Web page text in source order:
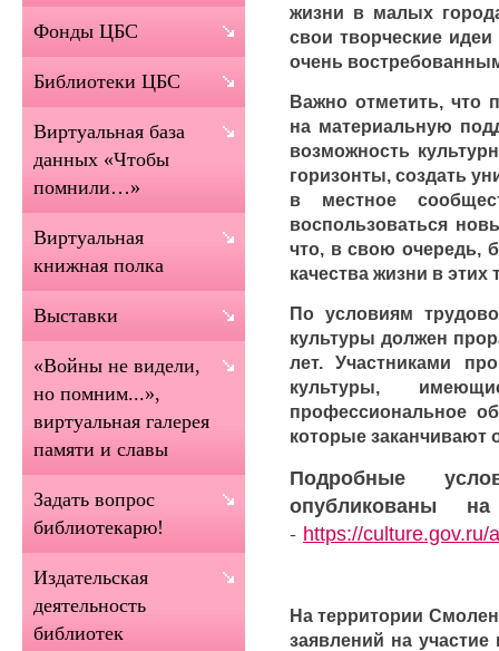
жизни в малых
свои творческие
очень
Важно отметить, что
на материальную
возможность
горизонты, создать
в местное
воспользоваться
что, в свою очередь,
качества жизни в этих
По условиям
культуры должен
лет. Участниками
культуры,
профессиональное
которые заканчивают
Подробные
опубликованы
- https://culture.gov.ru/
На территории
заявлений на
Фонды ЦБС
Библиотеки ЦБС
Виртуальная база
данных «Чтобы
помнили…»
Виртуальная
книжная полка
Выставки
«Войны не видели,
но помним...»,
виртуальная галерея
памяти и славы
Задать вопрос
библиотекарю!
Издательская
деятельность
библиотек